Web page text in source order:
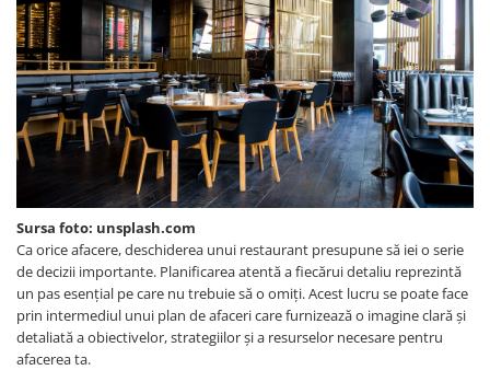
Pungi de hartie ciocolatii
Pungi de hartie mov
Pungi de hartie bordeaux
Cutii cartofi prajiti
Cutii mancare chinezeasca
Boluri supa cu capac de unica
folosinta
Caserole salata din carton
Boluri unica folosinta din trestie
zahar
Suporti pahare din carton
Barcute din carton
Cutii pentru paste din carton
Sosiere din plastic cu capac
Sursa foto: unsplash.com
Ca orice afacere, deschiderea unui restaurant presupune să iei o serie
de decizii importante. Planificarea atentă a fiecărui detaliu reprezintă
un pas esențial pe care nu trebuie să o omiți. Acest lucru se poate face
prin intermediul unui plan de afaceri care furnizează o imagine clară și
detaliată a obiectivelor, strategiilor și a resurselor necesare pentru
afacerea ta.